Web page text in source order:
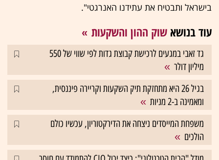
בישראל ותבטיח את עתידנו האנרגטי".
עוד בנושא שוק ההון והשקעות
גד זאבי במגעים לרכישת קבוצת גדות לפי שווי של 550
מיליון דולר
בגיל 26 היא מתחזקת תיק השקעות וקריירה פיננסית,
ומאמינה ב-2 מניות
משפחת המייסדים ניצחה את הדירקטוריון, עכשיו כולם
הולכים